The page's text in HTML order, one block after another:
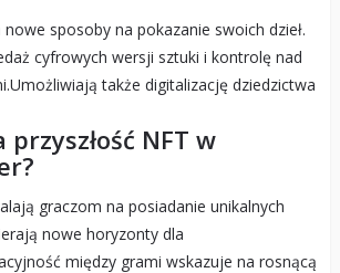
sposoby na pokazanie swoich dzieł.
cyfrowych wersji sztuki i kontrolę nad
także digitalizację dziedzictwa
przyszłość NFT w
graczom na posiadanie unikalnych
nowe horyzonty dla
między grami wskazuje na rosnącą